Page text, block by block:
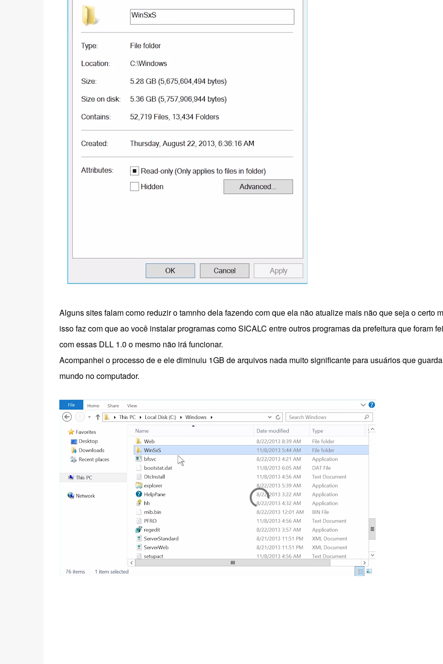
Alguns sites falam como reduzir o tamnho dela fazendo com que ela não atualize mais não que seja o certo
isso faz com que ao você instalar programas como SICALC entre outros programas da prefeitura que foram
com essas DLL 1.0 o mesmo não irá funcionar.
Acompanhei o processo de e ele diminuiu 1GB de arquivos nada muito significante para usuários que
mundo no computador.